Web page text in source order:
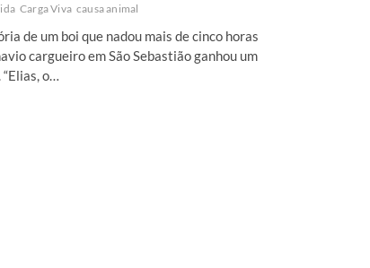
Carga Viva causa animal
de um boi que nadou mais de cinco horas
cargueiro em São Sebastião ganhou um
o…